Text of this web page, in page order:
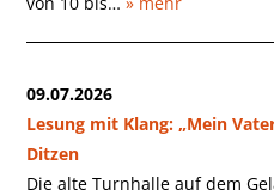
09.07.2026
Lesung mit Klang: „Mein
Ditzen
Die alte Turnhalle auf dem